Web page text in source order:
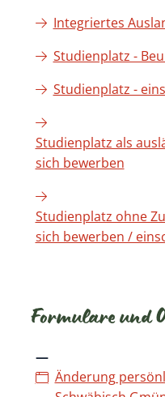
Integriertes
Studienplatz -
Studienplatz -
Studienplatz als
sich bewerben
Studienplatz ohne
sich bewerben /
Formulare und
Änderung